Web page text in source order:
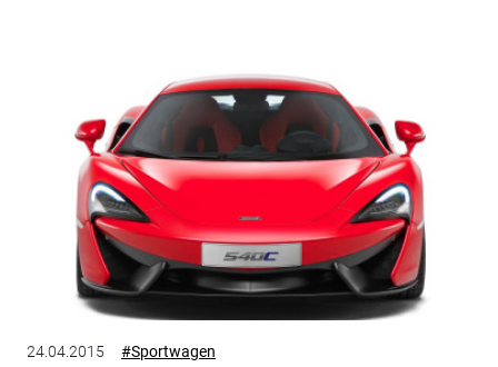
24.04.2015 #Sportwagen